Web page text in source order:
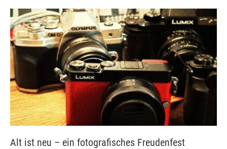
Alt ist neu – ein fotografisches Freudenfest